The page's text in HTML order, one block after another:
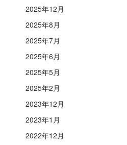
2025年12月
2025年8月
2025年7月
2025年6月
2025年5月
2025年2月
2023年12月
2023年1月
2022年12月